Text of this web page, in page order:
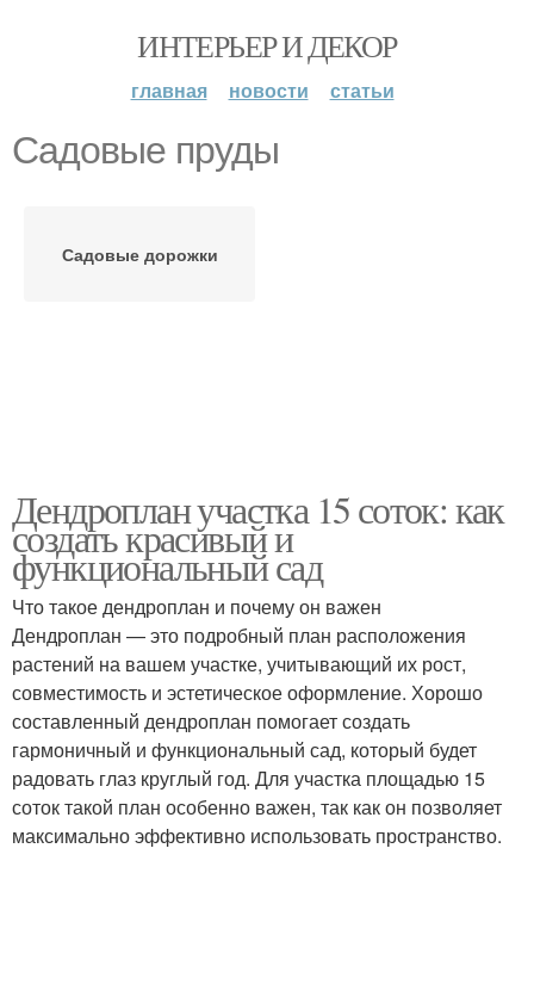
ИНТЕРЬЕР И ДЕКОР
главная новости статьи
Садовые пруды
Садовые дорожки
Дендроплан участка 15 соток: как
создать красивый и
функциональный сад
Что такое дендроплан и почему он важен
Дендроплан — это подробный план расположения
растений на вашем участке, учитывающий их рост,
совместимость и эстетическое оформление. Хорошо
составленный дендроплан помогает создать
гармоничный и функциональный сад, который будет
радовать глаз круглый год. Для участка площадью 15
соток такой план особенно важен, так как он позволяет
максимально эффективно использовать пространство.